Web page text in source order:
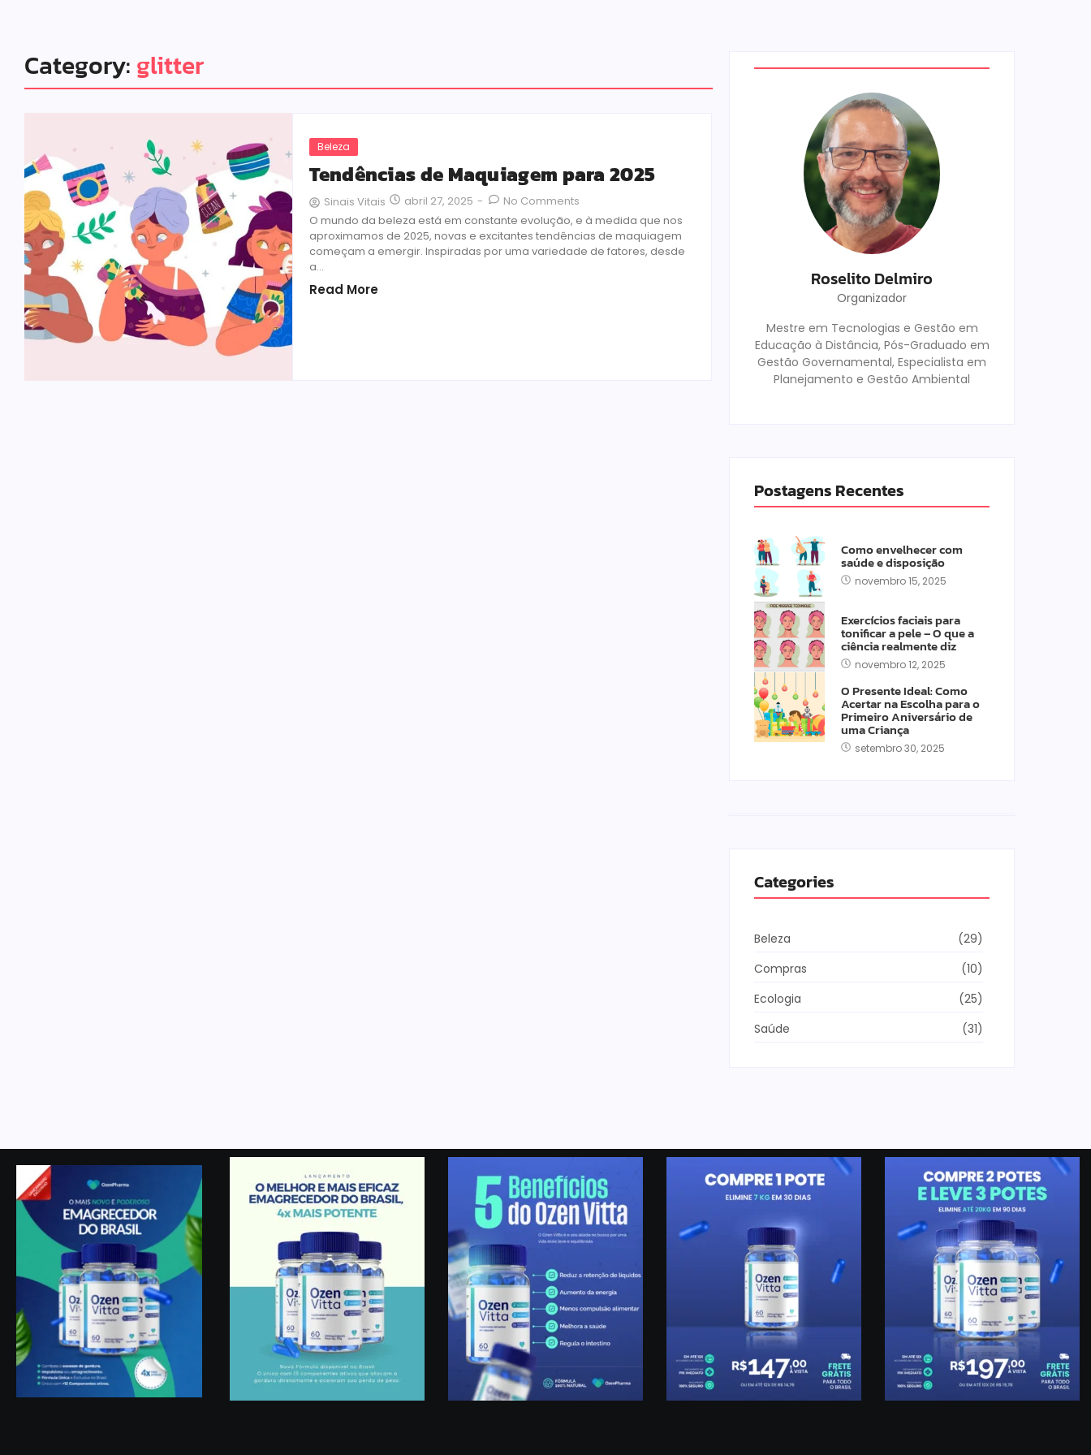
Category: glitter
Beleza
Tendências de Maquiagem para 2025
Sinais Vitais abril 27, 2025 -
No Comments
O mundo da beleza está em constante evolução, e à medida que nos
aproximamos de 2025, novas e excitantes tendências de maquiagem
começam a emergir. Inspiradas por uma variedade de fatores, desde
a...
Read More Roselito Delmiro
Organizador
Mestre em Tecnologias e Gestão em
Educação à Distância, Pós-Graduado em
Gestão Governamental, Especialista em
Planejamento e Gestão Ambiental
Postagens Recentes
Como envelhecer com
saúde e disposição
novembro 15, 2025
Exercícios faciais para
tonificar a pele – O que a
ciência realmente diz
novembro 12, 2025
O Presente Ideal: Como
Acertar na Escolha para o
Primeiro Aniversário de
uma Criança
setembro 30, 2025
Categories
Beleza
(29)
Compras
(10)
Ecologia
(25)
Saúde
(31)